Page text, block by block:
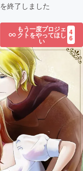
を終了しました
もう一度プロジェ
クトをやってほし
い
4
6